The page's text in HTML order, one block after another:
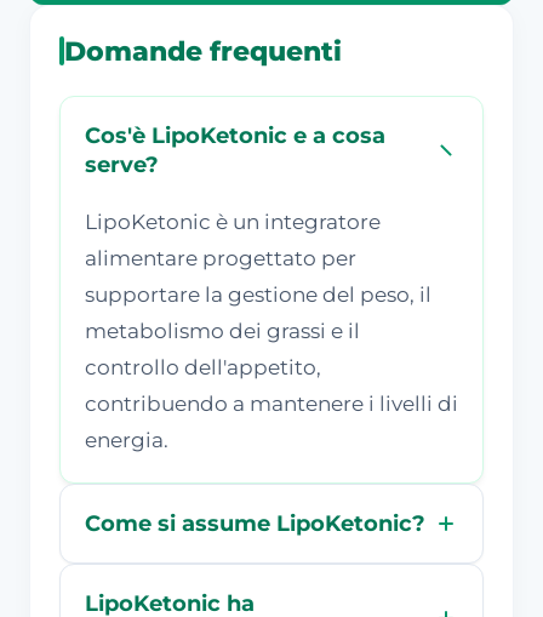
Domande frequenti
Cos'è LipoKetonic e a cosa
serve?
LipoKetonic è un integratore
alimentare progettato per
supportare la gestione del peso, il
metabolismo dei grassi e il
controllo dell'appetito,
contribuendo a mantenere i livelli di
energia.
Come si assume LipoKetonic?
LipoKetonic ha